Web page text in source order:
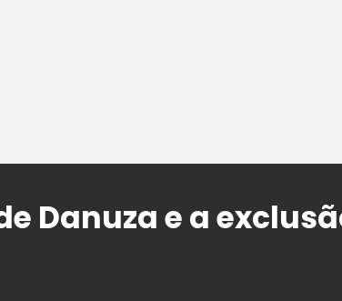
Danuza e a